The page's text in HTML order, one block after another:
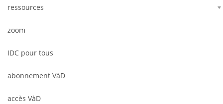
ressources
zoom
IDC pour tous
abonnement VàD
accès VàD